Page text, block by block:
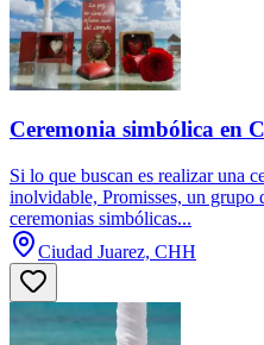
Ceremonia simbólica en
Si lo que buscan es realizar una
inolvidable, Promisses, un grupo
ceremonias simbólicas...
Ciudad Juarez, CHH